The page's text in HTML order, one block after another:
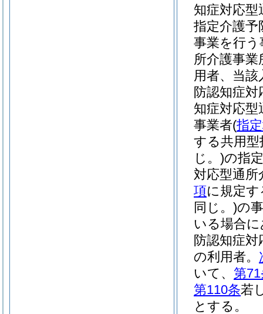
知症対応
指定介護予
事業を行う
所介護事
用者、当
防認知症
知症対応型
事業者(指
する共用型
じ。)の指
対応型通所
項に規定
同じ。)の
いる場合
防認知症
の利用者。
いて、 第
第110条若
とする。